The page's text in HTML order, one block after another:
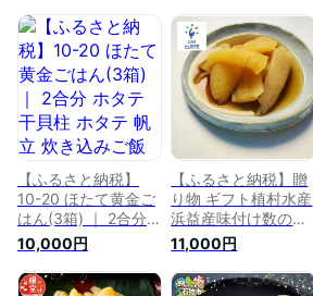
こしゃぶ 蛸 しゃぶ
しゃぶ 小分け 1kg 1
キロ 大容量 沢山 海
鮮食品 ギフト 冷凍
お取り寄せ ふるさと
納税 故郷 納税 北海
道 紋別市 紋別 オホ
ーツク
魚卵 おせち 正月 味
付き 冷凍 国産 北海
道産 小樽市 小樽 北
海道 送料無料
【ふるさと納税】
10-20 ほたて黄金ご
はん(3箱) ｜ 2合分
ホタテ干貝柱 ホタテ
帆立 炊き込みご飯の
素 炊き込み 釜めし
10,000円
【ふるさと納税】贈
り物 ギフト植村水産
浜益産味付け数の子
(300g(数の子
150g)×3)石狩市 北
海道 かずのこ 数の
11,000円